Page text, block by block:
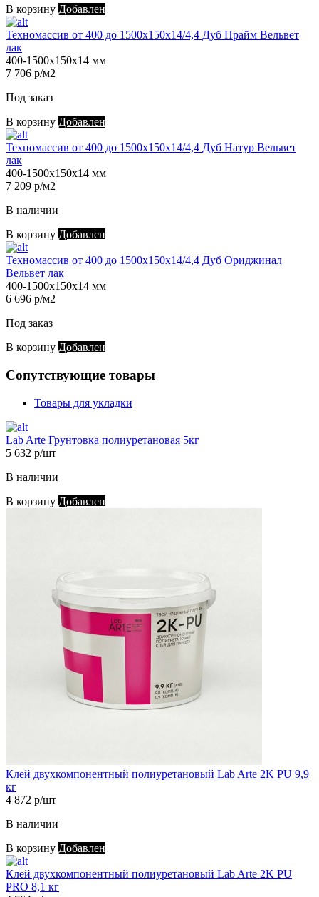
В корзину Добавлен
Техномассив от 400 до 1500х150х14/4,4 Дуб Прайм Вельвет
лак
400-1500х150х14 мм
7 706 р/м2
Под заказ
В корзину Добавлен
Техномассив от 400 до 1500х150х14/4,4 Дуб Натур Вельвет
лак
400-1500х150х14 мм
7 209 р/м2
В наличии
В корзину Добавлен
Техномассив от 400 до 1500х150х14/4,4 Дуб Ориджинал
Вельвет лак
400-1500х150х14 мм
6 696 р/м2
Под заказ
В корзину Добавлен
Сопутствующие товары
Товары для укладки
Lab Arte Грунтовка полиуретановая 5кг
5 632 р/шт
В наличии
В корзину Добавлен
Клей двухкомпонентный полиуретановый Lab Arte 2K PU 9,9
кг
4 872 р/шт
В наличии
В корзину Добавлен
Клей двухкомпонентный полиуретановый Lab Arte 2K PU
PRO 8,1 кг